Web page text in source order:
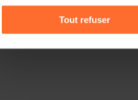
gauche de chaque page.
Tout refuser